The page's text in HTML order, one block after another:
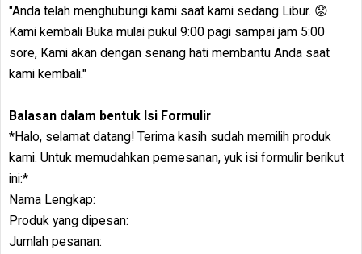
"Anda telah menghubungi kami saat kami sedang Libur. 😟
Kami kembali Buka mulai pukul 9:00 pagi sampai jam 5:00
sore, Kami akan dengan senang hati membantu Anda saat
kami kembali."
Balasan dalam bentuk Isi Formulir
*Halo, selamat datang! Terima kasih sudah memilih produk
kami. Untuk memudahkan pemesanan, yuk isi formulir berikut
ini:*
Nama Lengkap:
Produk yang dipesan:
Jumlah pesanan: